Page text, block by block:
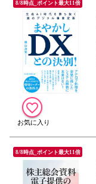
8/8時点_ポイント最大11倍
8/8時点_ポイント最大11倍